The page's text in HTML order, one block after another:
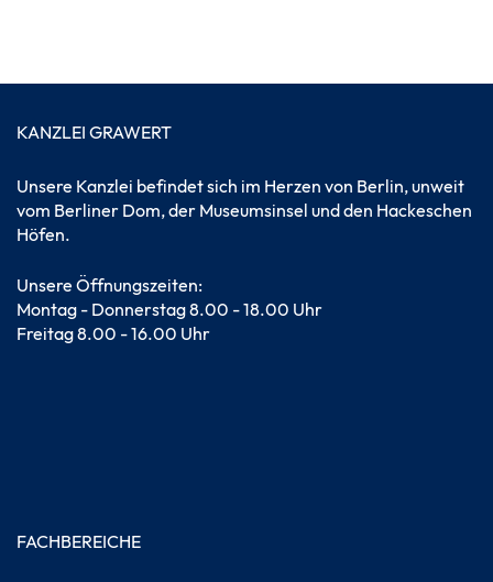
KANZLEI GRAWERT
Unsere Kanzlei befindet sich im Herzen von Berlin, unweit
vom Berliner Dom, der Museumsinsel und den Hackeschen
Höfen.
Unsere Öffnungszeiten:
Montag - Donnerstag 8.00 - 18.00 Uhr
Freitag 8.00 - 16.00 Uhr
FACHBEREICHE